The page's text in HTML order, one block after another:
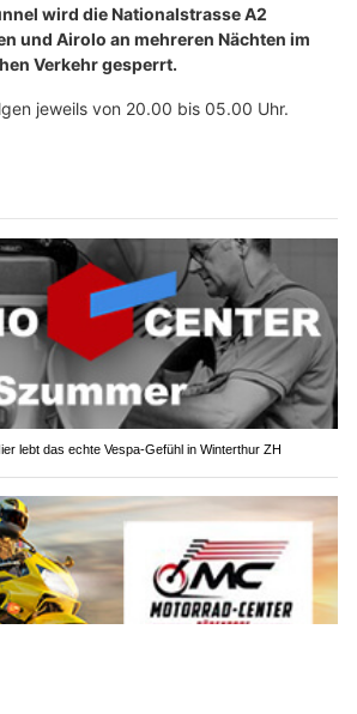
wird die Nationalstrasse A2
und Airolo an mehreren Nächten im
Verkehr gesperrt.
jeweils von 20.00 bis 05.00 Uhr.
lebt das echte Vespa-Gefühl in Winterthur ZH
Motorrad in den besten Händen – Wartung &